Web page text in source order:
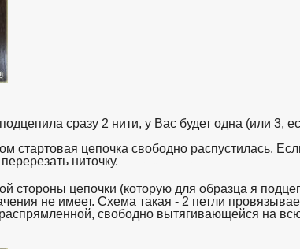
сразу 2 нити, у Вас будет одна (или 3,
стартовая цепочка свободно распустилась.
ниточку.
стороны цепочки (которую для образца я
не имеет. Схема такая - 2 петли
свободно вытягивающейся на